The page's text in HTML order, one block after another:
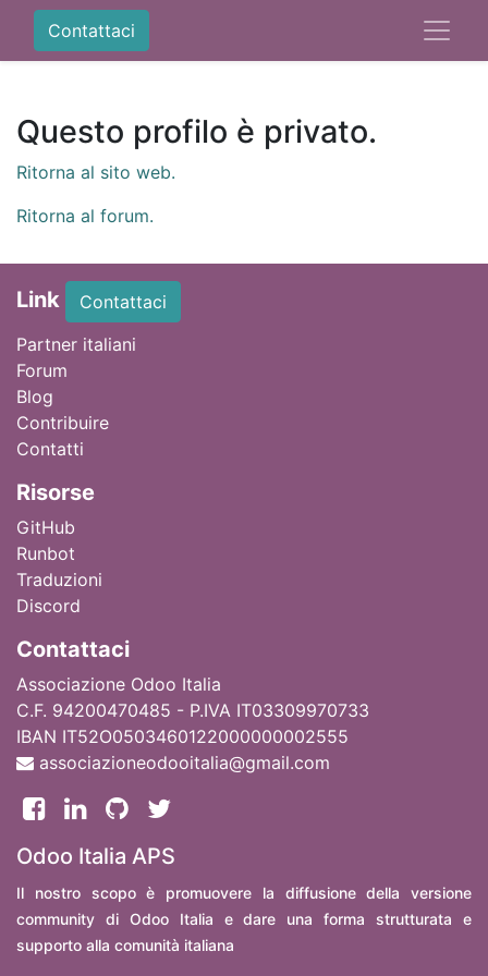
Contattaci
Questo profilo è privato.
Ritorna al sito web.
Ritorna al forum.
Link
Contattaci
Partner italiani
Forum
Blog
Contribuire
Contatti
Risorse
GitHub
Runbot
Traduzioni
Discord
Contattaci
Associazione Odoo Italia
C.F. 94200470485 - P.IVA IT03309970733
IBAN IT52O0503460122000000002555
associazioneodooitalia@gmail.com
Odoo Italia APS
Il nostro scopo è promuovere la diffusione della versione
community di Odoo Italia e dare una forma strutturata e
supporto alla comunità italiana